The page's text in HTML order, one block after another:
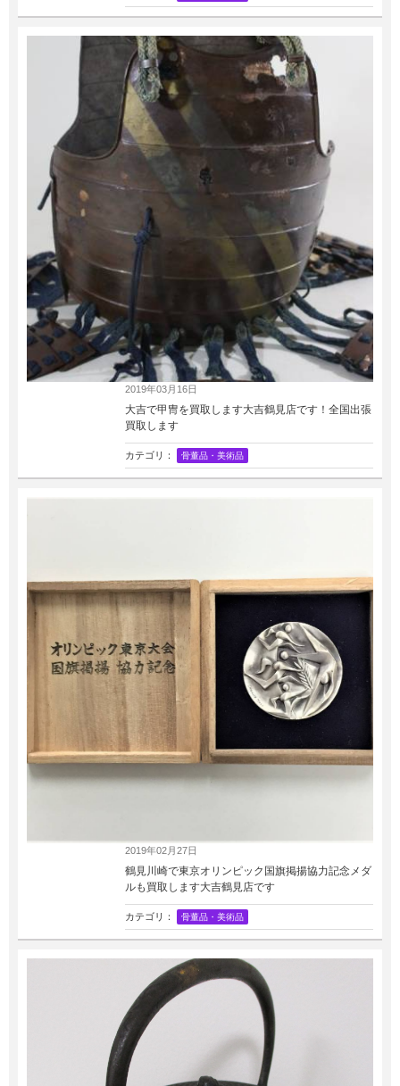
2019年03月16日
大吉で甲冑を買取します大吉鶴見店です！全国出張
買取します
カテゴリ： 骨董品・美術品
2019年02月27日
鶴見川崎で東京オリンピック国旗掲揚協力記念メダ
ルも買取します大吉鶴見店です
カテゴリ： 骨董品・美術品